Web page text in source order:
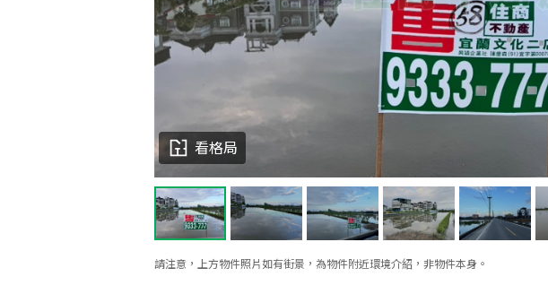
請注意，上方物件照片如有街景，為物件附近環境介紹，非物件本身。
看格局